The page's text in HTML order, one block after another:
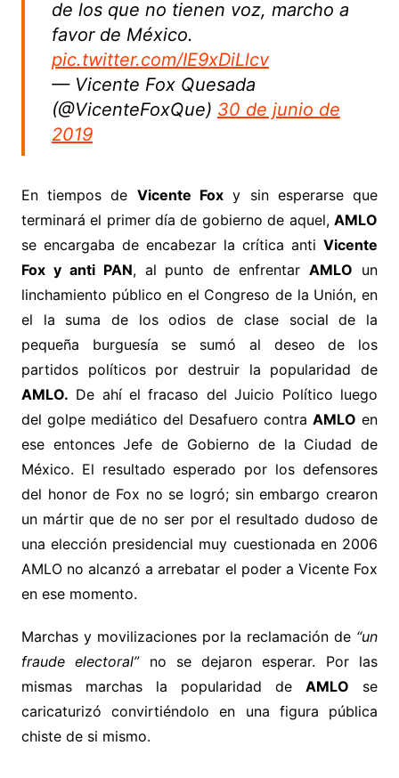
de los que no tienen voz, marcho a
favor de México.
pic.twitter.com/IE9xDiLlcv
— Vicente Fox Quesada
(@VicenteFoxQue) 30 de junio de
2019
En tiempos de Vicente Fox y sin esperarse que
terminará el primer día de gobierno de aquel,AMLO
se encargaba de encabezar la crítica antiVicente
Fox y anti PAN, al punto de enfrentarAMLO un
linchamiento público en el Congreso de la Unión, en
el la suma de los odios de clase social de la
pequeña burguesía se sumó al deseo de los
partidos políticos por destruir la popularidad de
AMLO. De ahí el fracaso del Juicio Político luego
del golpe mediático del Desafuero contraAMLO en
ese entonces Jefe de Gobierno de la Ciudad de
México. El resultado esperado por los defensores
del honor de Fox no se logró; sin embargo crearon
un mártir que de no ser por el resultado dudoso de
una elección presidencial muy cuestionada en 2006
AMLO no alcanzó a arrebatar el poder a Vicente Fox
en ese momento.
Marchas y movilizaciones por la reclamación de “un
fraude electoral”no se dejaron esperar. Por las
mismas marchas la popularidad deAMLO se
caricaturizó convirtiéndolo en una figura pública
chiste de si mismo.